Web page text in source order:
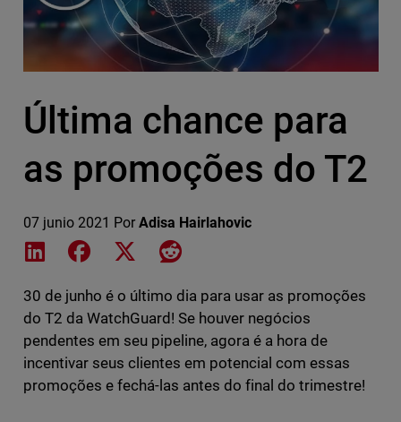
Última chance para
as promoções do T2
07 junio 2021 Por Adisa Hairlahovic
Share on LinkedIn
Share on Facebook
Share on XShare on Reddit
30 de junho é o último dia para usar as promoções
do T2 da WatchGuard! Se houver negócios
pendentes em seu pipeline, agora é a hora de
incentivar seus clientes em potencial com essas
promoções e fechá-las antes do final do trimestre!